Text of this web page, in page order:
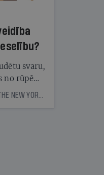
svaru,
rūpēm,